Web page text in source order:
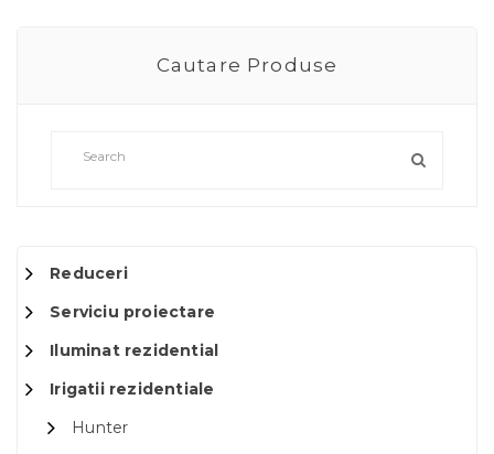
Cautare Produse
Reduceri
Serviciu proiectare
Iluminat rezidential
Irigatii rezidentiale
Hunter